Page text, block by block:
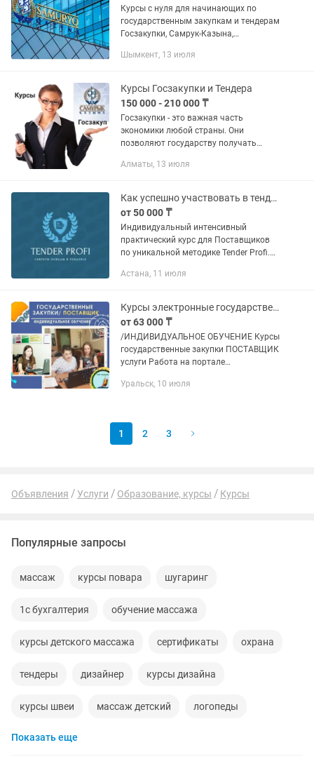
Курсы с нуля для начинающих по
государственным закупкам и тендерам
Госзакупки, Самрук-Казына,
на Самрук Казына Мы вас научим: как
Шымкент, 13 июля
Курсы Госзакупки и Тендера
150 000 - 210 000 ₸
Госзакупки - это важная часть
экономики любой страны. Они
позволяют государству получать
государственным закупкам. На наших
аспекты...
Алматы, 13 июля
Как успешно участвовать в тендерах - инсайдерский курс для Поставщиков
от 50 000 ₸
Индивидуальный интенсивный
практический курс для Поставщиков
по уникальной методике Tender Profi.
в тендерах в ⏱кротчaйшие⏱ cpоки,
Астана, 11 июля
Курсы электронные государственные закупки/Поставщик/Услуги
от 63 000 ₸
/ИНДИВИДУАЛЬНОЕ ОБУЧЕНИЕ Курсы
государственные закупки ПОСТАВЩИК
услуги Работа на портале
казына в разделах: ценовые
Уральск, 10 июля
1 2 3
Объявления Услуги Образование, курсы Курсы
Популярные запросы
массаж курсы повара шугаринг
1с бухгалтерия обучение массажа
курсы детского массажа сертификаты охрана
тендеры дизайнер курсы дизайна
курсы швеи массаж детский логопеды
техника безопасности
Показать еще